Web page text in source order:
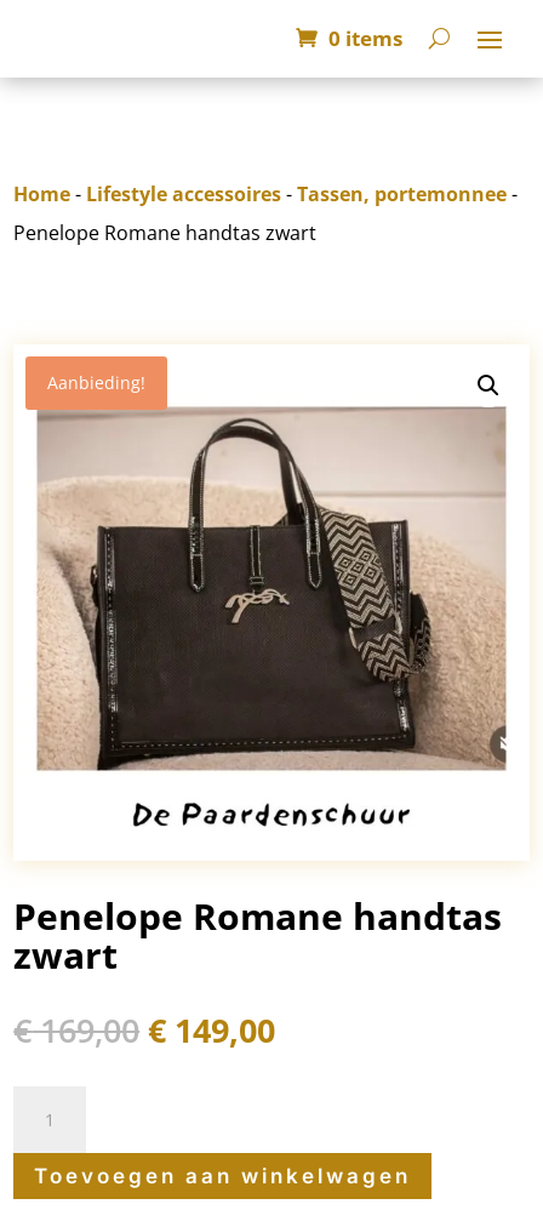
0 items
Home- Lifestyle accessoires-Tassen, portemonnee-
Penelope Romane handtas zwart
Aanbieding!
Penelope Romane handtas
zwart
€169,00Oorspronkelijke
€ 169,00.
€ 149,00Huidige
€ 149,00.
handtas
Toevoegen aan winkelwagen